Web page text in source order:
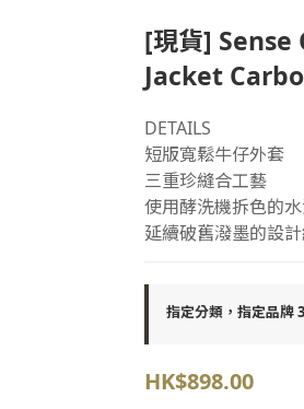
[現貨]
Jacket
DETAILS
短版寬鬆牛仔外套
三重珍縫合工藝
使用酵洗機拆色的
延續破舊潑墨的設
指定分類，指定品牌
HK$898.00